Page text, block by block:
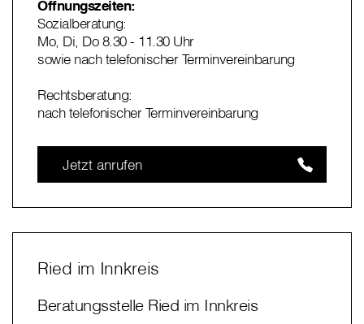
Öffnungszeiten:
Sozialberatung:
Mo, Di, Do 8.30 - 11.30 Uhr
sowie nach telefonischer Terminvereinbarung
Rechtsberatung:
nach telefonischer Terminvereinbarung
Jetzt anrufen
Ried im Innkreis
Beratungsstelle Ried im Innkreis